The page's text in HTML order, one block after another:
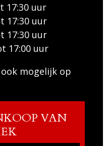
17:30 uur
17:30 uur
uur
17:00 uur
mogelijk op
VAN